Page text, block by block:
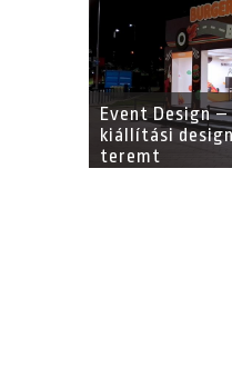
Event Design
kiállítási
teremt